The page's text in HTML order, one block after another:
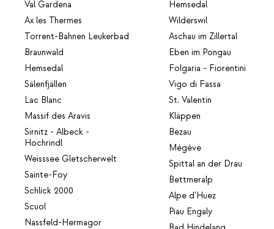
Val Gardena
Ax les Thermes
Torrent-Bahnen Leukerbad
Braunwald
Hemsedal
Sälenfjällen
Lac Blanc
Massif des Aravis
Sirnitz - Albeck -
Hochrindl
Weisssee Gletscherwelt
Sainte-Foy
Schlick 2000
Scuol
Nassfeld-Hermagor
Hemsedal
Wilderswil
Aschau im Zillertal
Eben im Pongau
Folgaria - Fiorentini
Vigo di Fassa
St. Valentin
Kläppen
Bezau
Mégève
Spittal an der Drau
Bettmeralp
Alpe d'Huez
Piau Engaly